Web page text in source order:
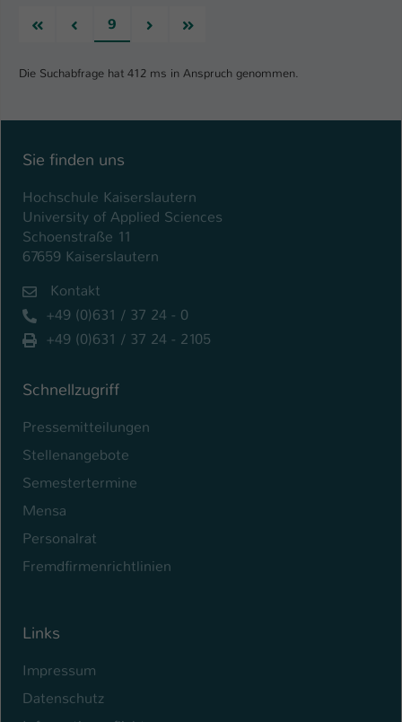
Erste
Vorherige
9 NächsteLetzte
Die Suchabfrage hat 412 ms in Anspruch genommen.
Sie finden uns
Hochschule Kaiserslautern
University of Applied Sciences
Schoenstraße 11
67659 Kaiserslautern
Kontakt
+49 (0)631 / 37 24 - 0
+49 (0)631 / 37 24 - 2105
Schnellzugriff
Pressemitteilungen
Stellenangebote
Semestertermine
Mensa
Personalrat
Fremdfirmenrichtlinien
Links
Impressum
Datenschutz